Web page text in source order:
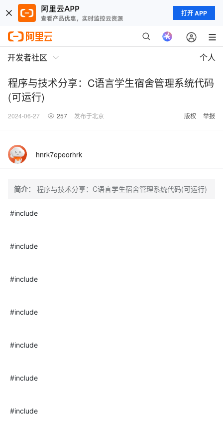
打开 APP
开发者社区 个人
程序与技术分享：C语言学生宿舍管理系统代码
(可运行)
2024-06-27 257 发布于北京 版权 举报
hnrk7epeorhrk
简介： 程序与技术分享：C语言学生宿舍管理系统代码(可运行)
#include
#include
#include
#include
#include
#include
#include